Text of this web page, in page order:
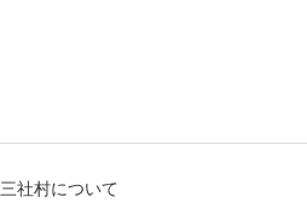
三社村について